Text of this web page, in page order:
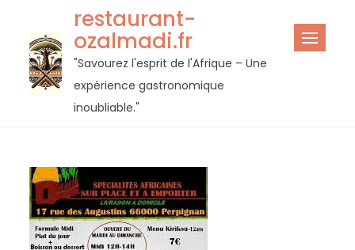
contenu
restaurant-
ozalmadi.fr
"Savourez l'esprit de l'Afrique – Une
expérience gastronomique
inoubliable."